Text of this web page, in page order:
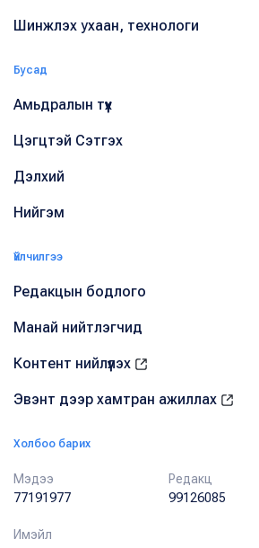
Шинжлэх ухаан, технологи
Бусад
Амьдралын түүх
Цэгцтэй Сэтгэх
Дэлхий
Нийгэм
Үйлчилгээ
Редакцын бодлого
Манай нийтлэгчид
Контент нийлүүлэх
Эвэнт дээр хамтран ажиллах
Холбоо барих
Мэдээ
77191977
Редакц
99126085
Имэйл